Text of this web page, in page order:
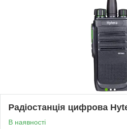
Радіостанція цифрова
В наявності